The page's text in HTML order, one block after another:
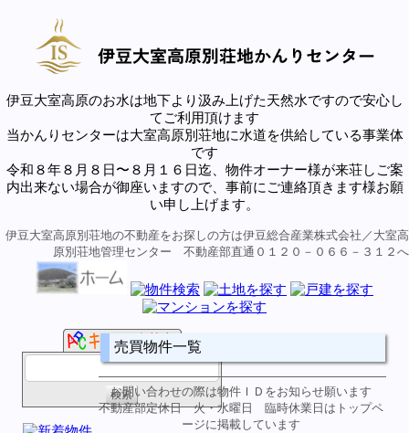
伊豆大室高原のお水は地下より汲み上げた天然水ですので安心し
てご利用頂けます
当かんりセンターは大室高原別荘地に水道を供給している事業体
です
令和８年８月８日〜８月１６日迄、物件オーナー様が来荘しご案
内出来ない場合が御座いますので、事前にご連絡頂きます様お願
い申し上げます。
伊豆大室高原別荘地の不動産をお探しの方は伊豆総合産業株式会社／大室高
原別荘地管理センター 不動産部直通０１２０－０６６－３１２へ
売買物件一覧
お問い合わせの際は物件ＩＤをお知らせ願います
不動産部定休日 火・水曜日 臨時休業日はトップペ
ージに掲載しています